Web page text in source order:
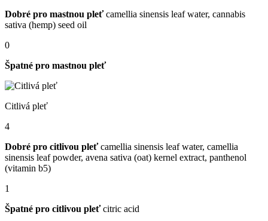
Dobré pro mastnou pleť camellia sinensis leaf water, cannabis
sativa (hemp) seed oil
0
Špatné pro mastnou pleť
Citlivá pleť
4
Dobré pro citlivou pleť camellia sinensis leaf water, camellia
sinensis leaf powder, avena sativa (oat) kernel extract, panthenol
(vitamin b5)
1
Špatné pro citlivou pleť citric acid